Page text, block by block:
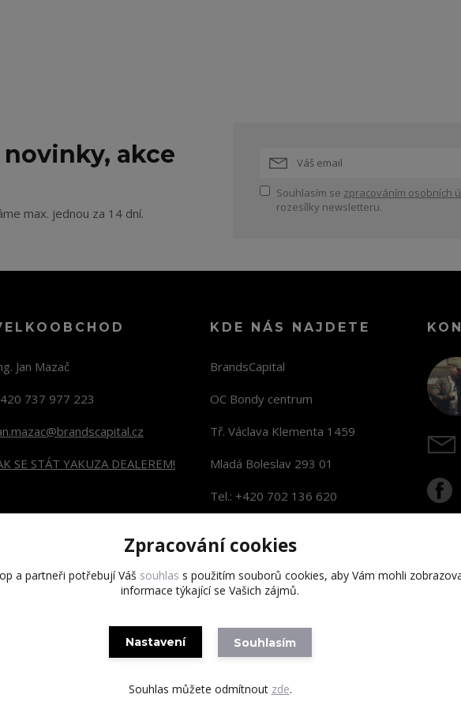
akce
max. jednou za 14 dní.
Souhlasím se zpracováním osobních
rozesílky newsletteru.
Jan Mazač
737 977 223
SE STÁT YAKUZA DEALEREM!
KDE NÁS NAJDETE
BrandsCapital
OC Bondy centrum
Tř. Václava Klementa 1459
Mladá Boleslav 293 01
Tel.: +420 702 136 620
Copyright 2020 BrandsCapital s.r.o.
Zpracování cookies
a partneři potřebují Váš souhlas s použitím souborů cookies, aby Vám mohli
informace týkající se Vašich zájmů.
Nastavení Souhlasím
Souhlas můžete odmítnout zde.